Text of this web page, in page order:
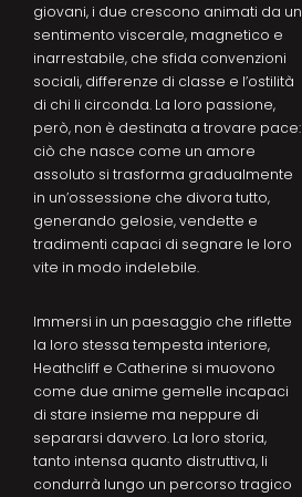
giovani, i due crescono animati da un
sentimento viscerale, magnetico e
inarrestabile, che sfida convenzioni
sociali, differenze di classe e l’ostilità
di chi li circonda. La loro passione,
però, non è destinata a trovare pace:
ciò che nasce come un amore
assoluto si trasforma gradualmente
in un’ossessione che divora tutto,
generando gelosie, vendette e
tradimenti capaci di segnare le loro
vite in modo indelebile.
Immersi in un paesaggio che riflette
la loro stessa tempesta interiore,
Heathcliff e Catherine si muovono
come due anime gemelle incapaci
di stare insieme ma neppure di
separarsi davvero. La loro storia,
tanto intensa quanto distruttiva, li
condurrà lungo un percorso tragico